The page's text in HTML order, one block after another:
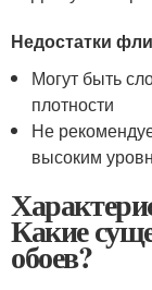
Недостатки
Могут быть
плотности
Не
высоким
Какие
обоев?